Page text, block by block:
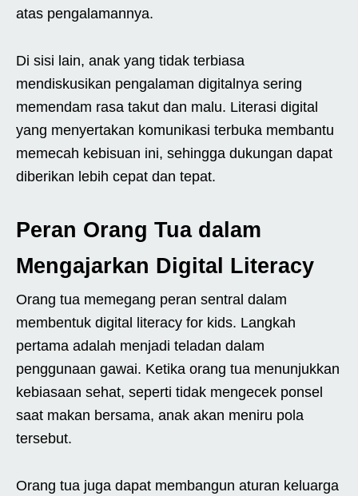
atas pengalamannya.
Di sisi lain, anak yang tidak terbiasa
mendiskusikan pengalaman digitalnya sering
memendam rasa takut dan malu. Literasi digital
yang menyertakan komunikasi terbuka membantu
memecah kebisuan ini, sehingga dukungan dapat
diberikan lebih cepat dan tepat.
Peran Orang Tua dalam
Mengajarkan Digital Literacy
Orang tua memegang peran sentral dalam
membentuk digital literacy for kids. Langkah
pertama adalah menjadi teladan dalam
penggunaan gawai. Ketika orang tua menunjukkan
kebiasaan sehat, seperti tidak mengecek ponsel
saat makan bersama, anak akan meniru pola
tersebut.
Orang tua juga dapat membangun aturan keluarga